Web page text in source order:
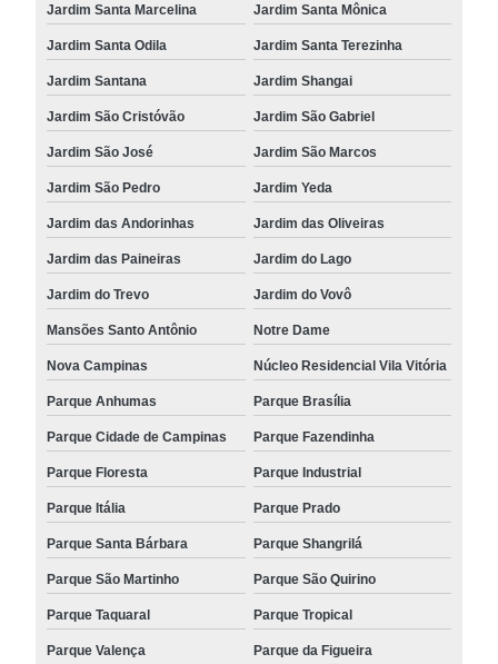
Jardim Santa Marcelina Jardim Santa Mônica
Jardim Santa Odila Jardim Santa Terezinha
Jardim Santana Jardim Shangai
Jardim São Cristóvão Jardim São Gabriel
Jardim São José Jardim São Marcos
Jardim São Pedro Jardim Yeda
Jardim das Andorinhas Jardim das Oliveiras
Jardim das Paineiras Jardim do Lago
Jardim do Trevo Jardim do Vovô
Mansões Santo Antônio Notre Dame
Nova Campinas Núcleo Residencial Vila Vitória
Parque Anhumas Parque Brasília
Parque Cidade de Campinas Parque Fazendinha
Parque Floresta Parque Industrial
Parque Itália Parque Prado
Parque Santa Bárbara Parque Shangrilá
Parque São Martinho Parque São Quirino
Parque Taquaral Parque Tropical
Parque Valença Parque da Figueira